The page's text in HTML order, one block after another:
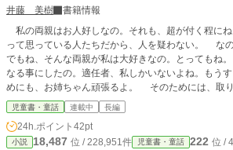
井藤 美樹
書籍情報
私の両親はお人好しなの。それも、超が付く程に
って思っている人たちだから、人を疑わない。 な
でもね、そんな両親が私は大好きなの。とってもね
なる事にしたの。適任者、私しかいないよね。もう
めにも、お姉ちゃん頑張るよ。 そのためには、取
ないとね。 大きくなったら、町に出稼ぎしに行こう
まさか、出稼ぎ先が王都で、若干六歳で出稼ぎするな
ましてや、職種が〈聖女〉だなんて。 絶対間違いだよね。 神殿の偉い人
たちは間違いないって言ってるし、すっごく可愛い
児童書・童話 連載中 長編
24h.ポイント 42pt
小説 18,487 位 / 228,951件 児童書・童話 222 位 /